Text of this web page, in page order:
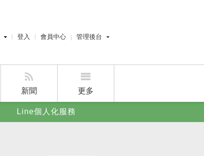
登入 會員中心 管理後台
屋主管理後台
新聞 更多
賣屋刊登
Line個人化服務